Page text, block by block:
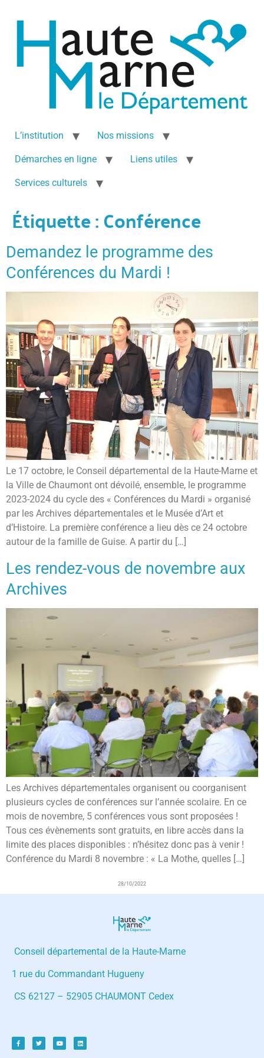
L’institution Nos missions
Démarches en ligne Liens utiles
Services culturels
Étiquette :Conférence
Demandez le programme des
Conférences du Mardi !
Le 17 octobre, le Conseil départemental de la Haute-Marne et
la Ville de Chaumont ont dévoilé, ensemble, le programme
2023-2024 du cycle des « Conférences du Mardi » organisé
par les Archives départementales et le Musée d’Art et
d’Histoire. La première conférence a lieu dès ce 24 octobre
autour de la famille de Guise. A partir du […]
Les rendez-vous de novembre aux
Archives
Les Archives départementales organisent ou coorganisent
plusieurs cycles de conférences sur l’année scolaire. En ce
mois de novembre, 5 conférences vous sont proposées !
Tous ces évènements sont gratuits, en libre accès dans la
limite des places disponibles : n’hésitez donc pas à venir !
Conférence du Mardi 8 novembre : « La Mothe, quelles […]
28/10/2022
Conseil départemental de la Haute-Marne
1 rue du Commandant Hugueny
CS 62127 – 52905 CHAUMONT Cedex